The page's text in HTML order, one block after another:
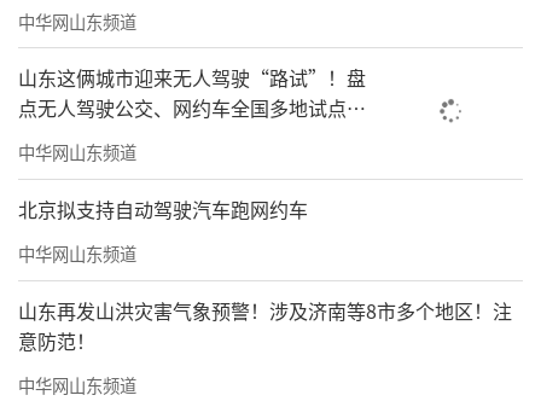
中华网山东频道
山东这俩城市迎来无人驾驶“路试”！盘
点无人驾驶公交、网约车全国多地试点之
路
中华网山东频道
北京拟支持自动驾驶汽车跑网约车
中华网山东频道
山东再发山洪灾害气象预警！涉及济南等8市多个地区！注
意防范！
中华网山东频道